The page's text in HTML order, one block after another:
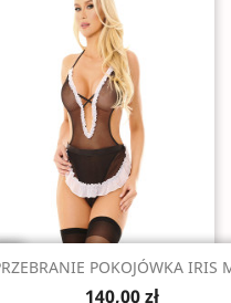
Szybki podgląd
POKOJÓWKA IRIS
140,00 zł